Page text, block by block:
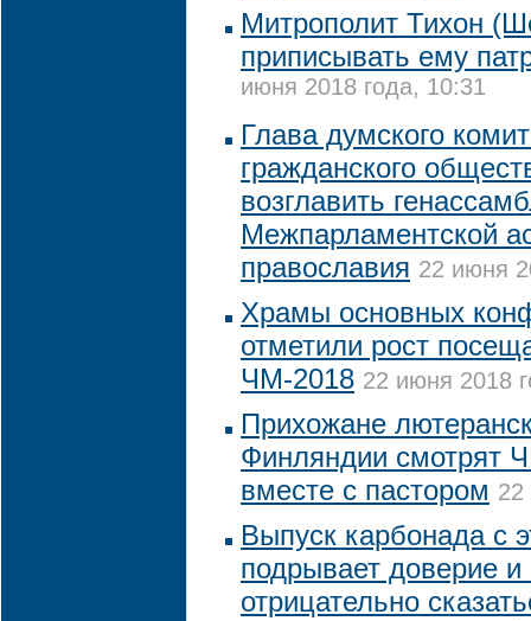
Митрополит Тихон
приписывать ему
июня 2018 года, 10:31
Глава думского
гражданского
возглавить
Межпарламентской
православия 22 июня
Храмы основных
отметили рост
ЧМ-2018 22 июня 2018
Прихожане
Финляндии смотрят
вместе с пастором 22
Выпуск карбонада с
подрывает доверие
отрицательно